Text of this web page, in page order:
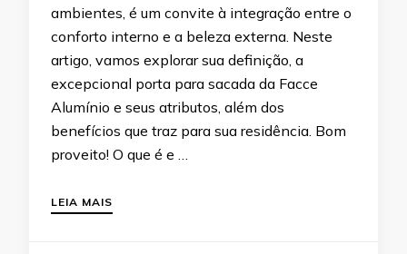
ambientes, é um convite à integração entre o
conforto interno e a beleza externa. Neste
artigo, vamos explorar sua definição, a
excepcional porta para sacada da Facce
Alumínio e seus atributos, além dos
benefícios que traz para sua residência. Bom
proveito! O que é e …
LEIA MAIS